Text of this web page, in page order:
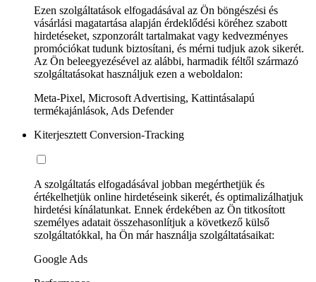
Ezen szolgáltatások elfogadásával az Ön böngészési és
vásárlási magatartása alapján érdeklődési köréhez szabott
hirdetéseket, szponzorált tartalmakat vagy kedvezményes
promóciókat tudunk biztosítani, és mérni tudjuk azok sikerét.
Az Ön beleegyezésével az alábbi, harmadik féltől származó
szolgáltatásokat használjuk ezen a weboldalon:
Meta-Pixel, Microsoft Advertising, Kattintásalapú
termékajánlások, Ads Defender
Kiterjesztett Conversion-Tracking
A szolgáltatás elfogadásával jobban megérthetjük és
értékelhetjük online hirdetéseink sikerét, és optimalizálhatjuk
hirdetési kínálatunkat. Ennek érdekében az Ön titkosított
személyes adatait összehasonlítjuk a következő külső
szolgáltatókkal, ha Ön már használja szolgáltatásaikat:
Google Ads